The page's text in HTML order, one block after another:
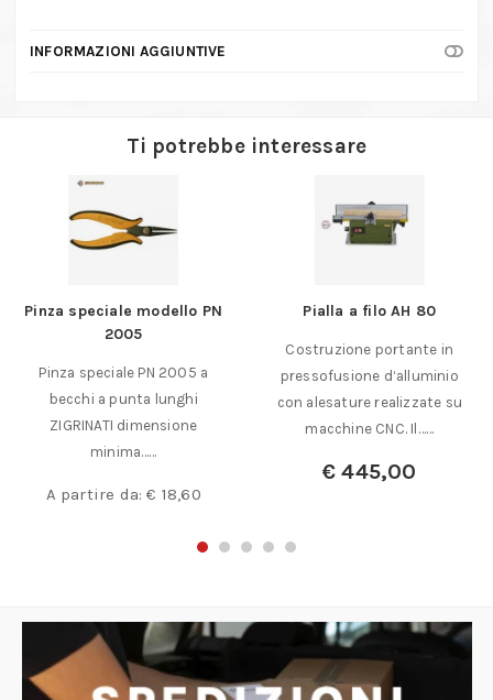
INFORMAZIONI AGGIUNTIVE
Ti potrebbe interessare
Pinza speciale modello PN
2005
Pinza speciale PN 2005 a
becchi a punta lunghi
ZIGRINATI dimensione
minima……
A partire da:€ 18,60
Pialla a filo AH 80
Costruzione portante in
pressofusione d‘alluminio
con alesature realizzate su
macchine CNC. Il……
€ 445,00